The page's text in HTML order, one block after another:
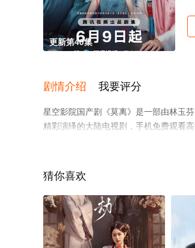
更新第40集
剧情介绍 我要评分
星空影院国产剧《莫离》是一部由林玉
精彩演绎的大陆电视剧，手机免费观看
猜你喜欢